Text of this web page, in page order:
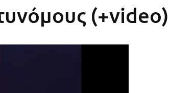
(+video)